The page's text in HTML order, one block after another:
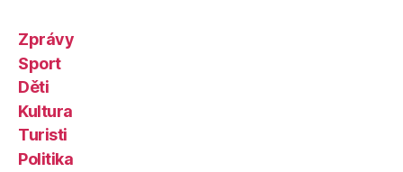
Zprávy
Sport
Děti
Kultura
Turisti
Politika